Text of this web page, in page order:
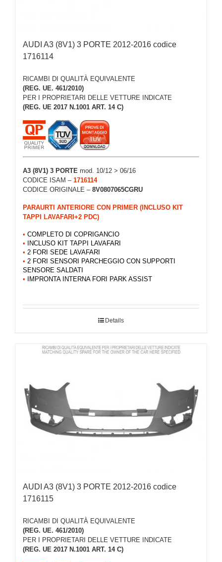
AUDI A3 (8V1) 3 PORTE 2012-2016 codice
1716114
RICAMBI DI QUALITÀ EQUIVALENTE
(REG. UE. 461/2010)
PER I PROPRIETARI DELLE VETTURE INDICATE
(REG. UE 2017 N.1001 ART. 14 C)
A3 (8V1) 3 PORTE mod. 10/12 > 06/16
CODICE ISAM – 1716114
CODICE ORIGINALE – 8V0807065CGRU
PARAURTI ANTERIORE CON PRIMER (INCLUSO KIT
TAPPI LAVAFARI+2 PDC)
• COMPLETO DI COPRIGANCIO
•
INCLUSO KIT TAPPI LAVAFARI
• 2 FORI SEDE LAVAFARI
• 2 FORI SENSORI PARCHEGGIO CON SUPPORTI
SENSORE SALDATI
•
IMPRONTA INTERNA FORI PARK ASSIST
Details
AUDI A3 (8V1) 3 PORTE 2012-2016 codice
1716115
RICAMBI DI QUALITÀ EQUIVALENTE
(REG. UE. 461/2010)
PER I PROPRIETARI DELLE VETTURE INDICATE
(REG. UE 2017 N.1001 ART. 14 C)